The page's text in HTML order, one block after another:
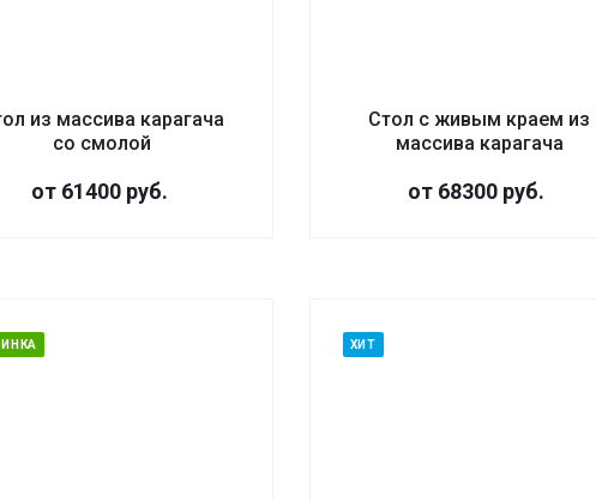
из массива карагача
со смолой
от 61400 руб.
Стол с живым краем из
массива карагача
от 68300 руб.
ХИТ